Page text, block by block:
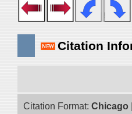
Citation
Citation Format: Chicago